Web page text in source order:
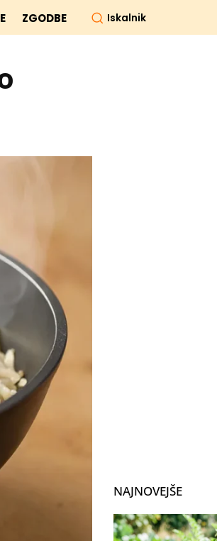
ZGODBE Iskalnik
NAJNOVEJŠE